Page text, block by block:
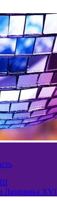
Людовика XVI